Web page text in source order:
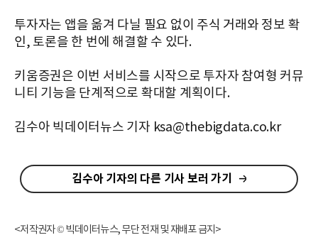
투자자는 앱을 옮겨 다닐 필요 없이 주식 거래와 정보 확
인, 토론을 한 번에 해결할 수 있다.
키움증권은 이번 서비스를 시작으로 투자자 참여형 커뮤
니티 기능을 단계적으로 확대할 계획이다.
김수아 빅데이터뉴스 기자 ksa@thebigdata.co.kr
김수아 기자의 다른 기사 보러 가기
<저작권자 © 빅데이터뉴스, 무단 전재 및 재배포 금지>